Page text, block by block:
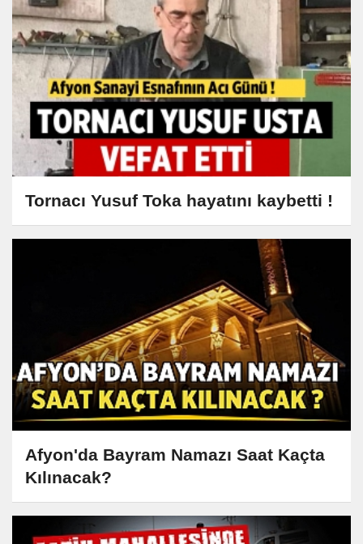
Tornacı Yusuf Toka hayatını kaybetti !
Afyon'da Bayram Namazı Saat Kaçta
Kılınacak?